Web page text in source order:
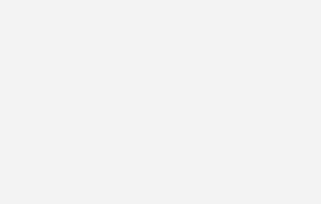
zum Thema Elektrotechnik